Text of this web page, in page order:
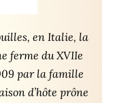
en Italie, la
ferme du XVIIe
par la famille
d’hôte prône